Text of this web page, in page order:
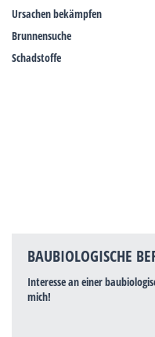
Ursachen bekämpfen
Brunnensuche
Schadstoffe
BAUBIOLOGISCHE
Interesse an einer
mich!